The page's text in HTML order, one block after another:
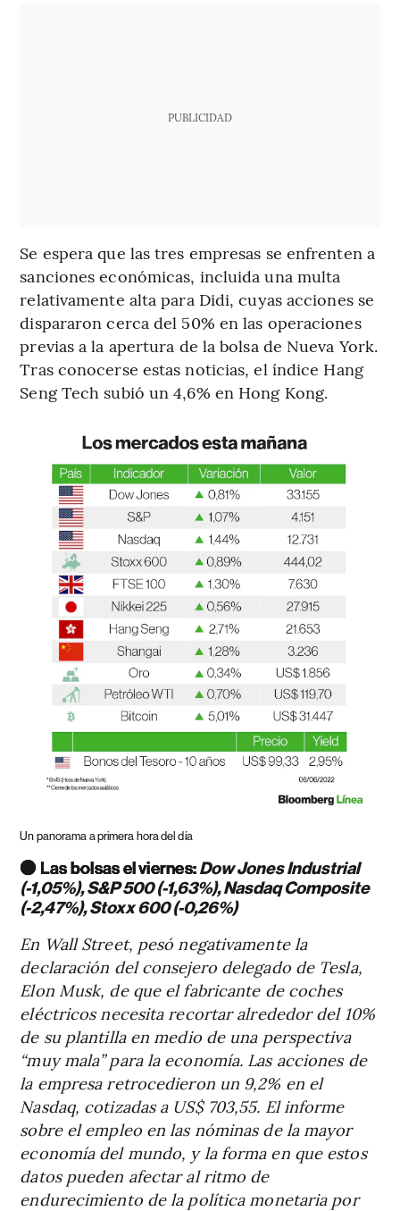
PUBLICIDAD
Se espera que las tres empresas se enfrenten a
sanciones económicas, incluida una multa
relativamente alta para Didi, cuyas acciones se
dispararon cerca del 50% en las operaciones
previas a la apertura de la bolsa de Nueva York.
Tras conocerse estas noticias, el índice Hang
Seng Tech subió un 4,6% en Hong Kong.
Un panorama a primera hora del día
🟢 Las bolsas el viernes:Dow Jones Industrial
(-1,05%), S&P 500 (-1,63%), Nasdaq Composite
(-2,47%), Stoxx 600 (-0,26%)
En Wall Street, pesó negativamente la
declaración del consejero delegado de Tesla,
Elon Musk, de que el fabricante de coches
eléctricos necesita recortar alrededor del 10%
de su plantilla en medio de una perspectiva
“muy mala” para la economía. Las acciones de
la empresa retrocedieron un 9,2% en el
Nasdaq, cotizadas a US$ 703,55. El informe
sobre el empleo en las nóminas de la mayor
economía del mundo, y la forma en que estos
datos pueden afectar al ritmo de
endurecimiento de la política monetaria por